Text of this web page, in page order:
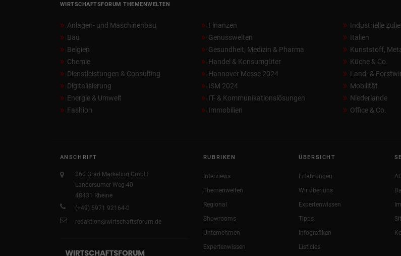
WIRTSCHAFTSFORUM THEMENWELTEN
Anlagen- und Maschinenbau
Bau
Belgien
Chemie
Dienstleistungen & Consulting
Digitalisierung
Energie & Umwelt
Fashion
Finanzen
Genusswelten
Gesundheit, Medizin & Pharma
Handel & Konsumgüter
Hannover Messe 2024
ISM 2024
IT- & Kommunikationslösungen
Immobilien
Industrielle
Italien
Kunststoff,
Küche & Co.
Land- &
Mobilität
Niederlande
Office & Co.
ANSCHRIFT
360 Grad Marketing GmbH
Landersumer Weg 40
48431 Rheine
(+49) 5971 92164-0
redaktion@wirtschaftsforum.de
RUBRIKEN
Interviews
Themenwelten
Regional
Showrooms
Unternehmen
Expertenwissen
ÜBERSICHT
Erfahrungen
Wir über uns
Expertenwissen
Tipps
Infografiken
Listicles